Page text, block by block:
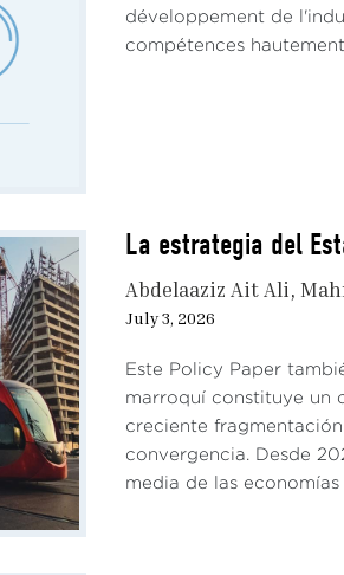
développement de
compétences
La estrategia del
Abdelaaziz Ait Ali
July 3, 2026
Este Policy Paper
marroquí constituye un
creciente
convergencia. Desde
media de las